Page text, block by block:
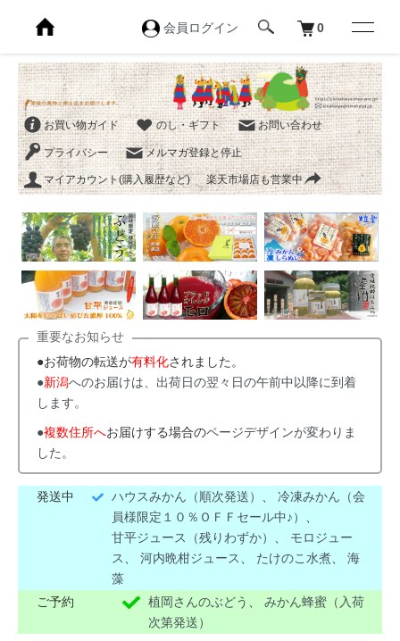
会員ログイン 0
お買い物ガイド のし・ギフト お問い合わせ
プライバシー メルマガ登録と停止
マイアカウント(購入履歴など) 楽天市場店も営業中
重要なお知らせ
●お荷物の転送が有料化されました。
●新潟へのお届けは、出荷日の翌々日の午前中以降に到着
します。
●複数住所へお届けする場合のページデザインが変わりま
した。
発送中 ハウスみかん（順次発送） 、冷凍みかん（会
員様限定１０％ＯＦＦセール中♪）
甘平ジュース（残りわずか）
モロジュー
ス
、河内晩柑ジュース たけのこ水煮 、海
藻
ご予約
植岡さんのぶどう 、みかん蜂蜜（入荷
次第発送）